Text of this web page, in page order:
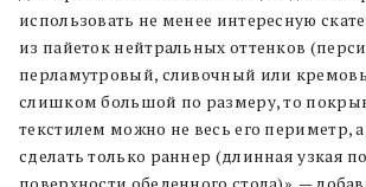
использовать не менее интересную
из пайеток нейтральных оттенков
перламутровый, сливочный или
слишком большой по размеру, то
текстилем можно не весь его периметр,
сделать только раннер (длинная узкая